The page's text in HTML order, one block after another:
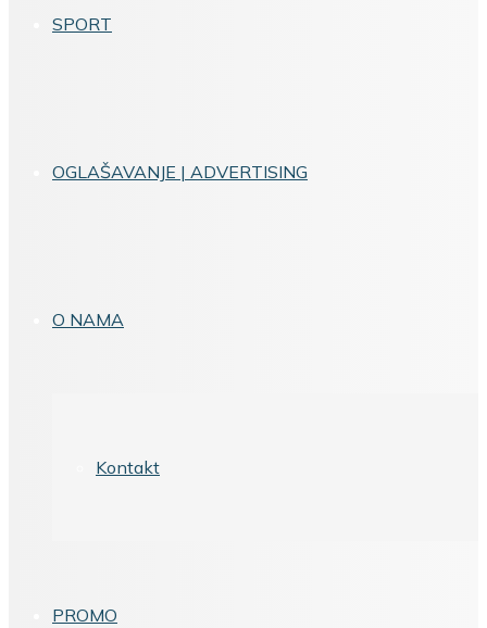
SPORT
OGLAŠAVANJE | ADVERTISING
O NAMA
Kontakt
PROMO